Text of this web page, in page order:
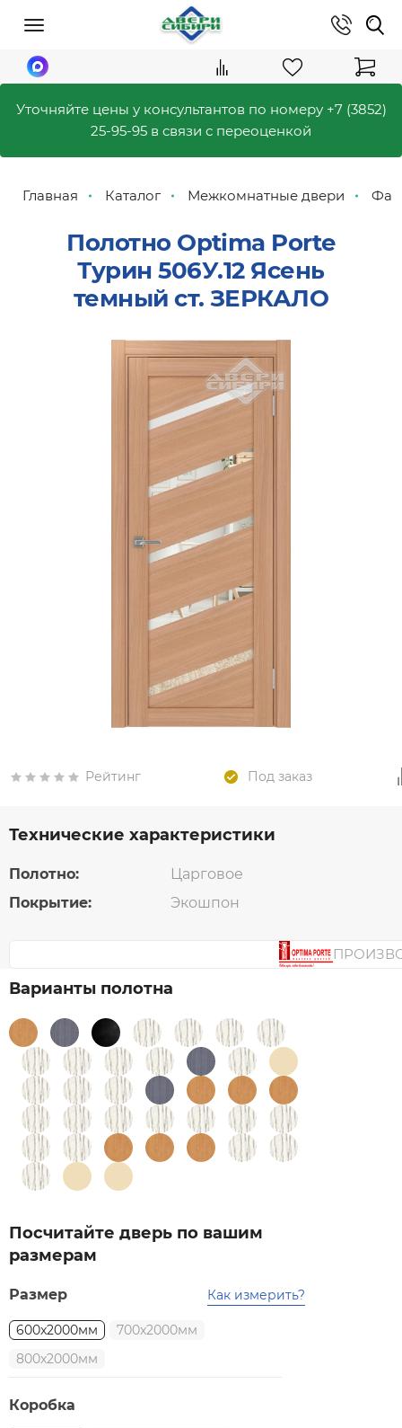
Уточняйте цены у консультантов по номеру +7 (3852)
25-95-95 в связи с переоценкой
Главная Каталог Межкомнатные двери
Полотно Optima Porte
Турин 506У.12 Ясень
темный ст. ЗЕРКАЛО
Рейтинг Под заказ
Технические характеристики
Полотно:
Царговое
Покрытие:
Экошпон
Варианты полотна
Посчитайте дверь по вашим
размерам
Размер Как измерить?
600x2000мм
700x2000мм
800x2000мм
Коробка